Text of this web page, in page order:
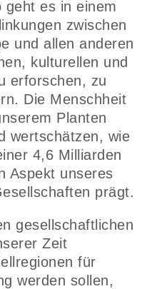
geht es in einem
zwischen
und allen anderen
kulturellen und
erforschen, zu
Die Menschheit
Planten
wertschätzen, wie
4,6 Milliarden
Aspekt unseres
prägt.
gesellschaftlichen
Zeit
für
werden sollen,